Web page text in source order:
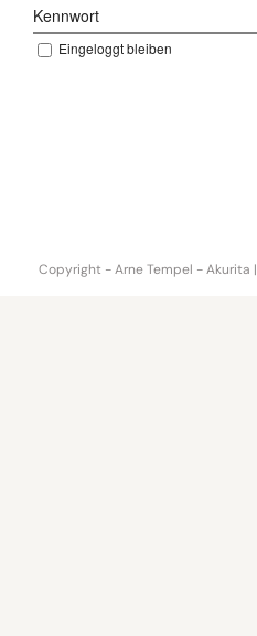
Kennwort
Eingeloggt bleiben
Copyright - Arne Tempel - Akurita |